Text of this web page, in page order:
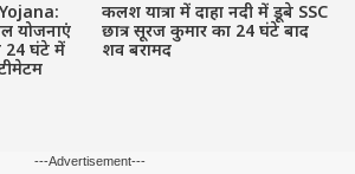
योजनाएं
24 घंटे में
कलश यात्रा में दाहा नदी में डूबे SSC
छात्र सूरज कुमार का 24 घंटे बाद
शव बरामद
---Advertisement---